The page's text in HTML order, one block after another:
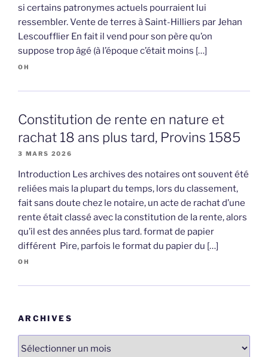
si certains patronymes actuels pourraient lui
ressembler. Vente de terres à Saint-Hilliers par Jehan
Lescoufflier En fait il vend pour son père qu’on
suppose trop âgé (à l’époque c’était moins […]
OH
Constitution de rente en nature et
rachat 18 ans plus tard, Provins 1585
3 MARS 2026
Introduction Les archives des notaires ont souvent été
reliées mais la plupart du temps, lors du classement,
fait sans doute chez le notaire, un acte de rachat d’une
rente était classé avec la constitution de la rente, alors
qu’il est des années plus tard. format de papier
différent Pire, parfois le format du papier du […]
OH
ARCHIVES